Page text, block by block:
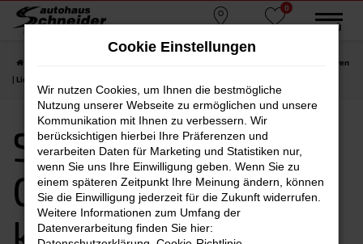
Zum
0
MENÜ
Seat Gebrauchtwagen kaufen, leasen, finanzieren
| Lieferservice nach Passau
Seat
Gebrauchtwagen
kaufen, leasen,
Cookie Einstellungen
Wir nutzen Cookies, um Ihnen die bestmögliche
Nutzung unserer Webseite zu ermöglichen und unsere
Kommunikation mit Ihnen zu verbessern. Wir
berücksichtigen hierbei Ihre Präferenzen und
verarbeiten Daten für Marketing und Statistiken nur,
wenn Sie uns Ihre Einwilligung geben. Wenn Sie zu
einem späteren Zeitpunkt Ihre Meinung ändern, können
Sie die Einwilligung jederzeit für die Zukunft widerrufen.
Weitere Informationen zum Umfang der
Datenverarbeitung finden Sie hier: